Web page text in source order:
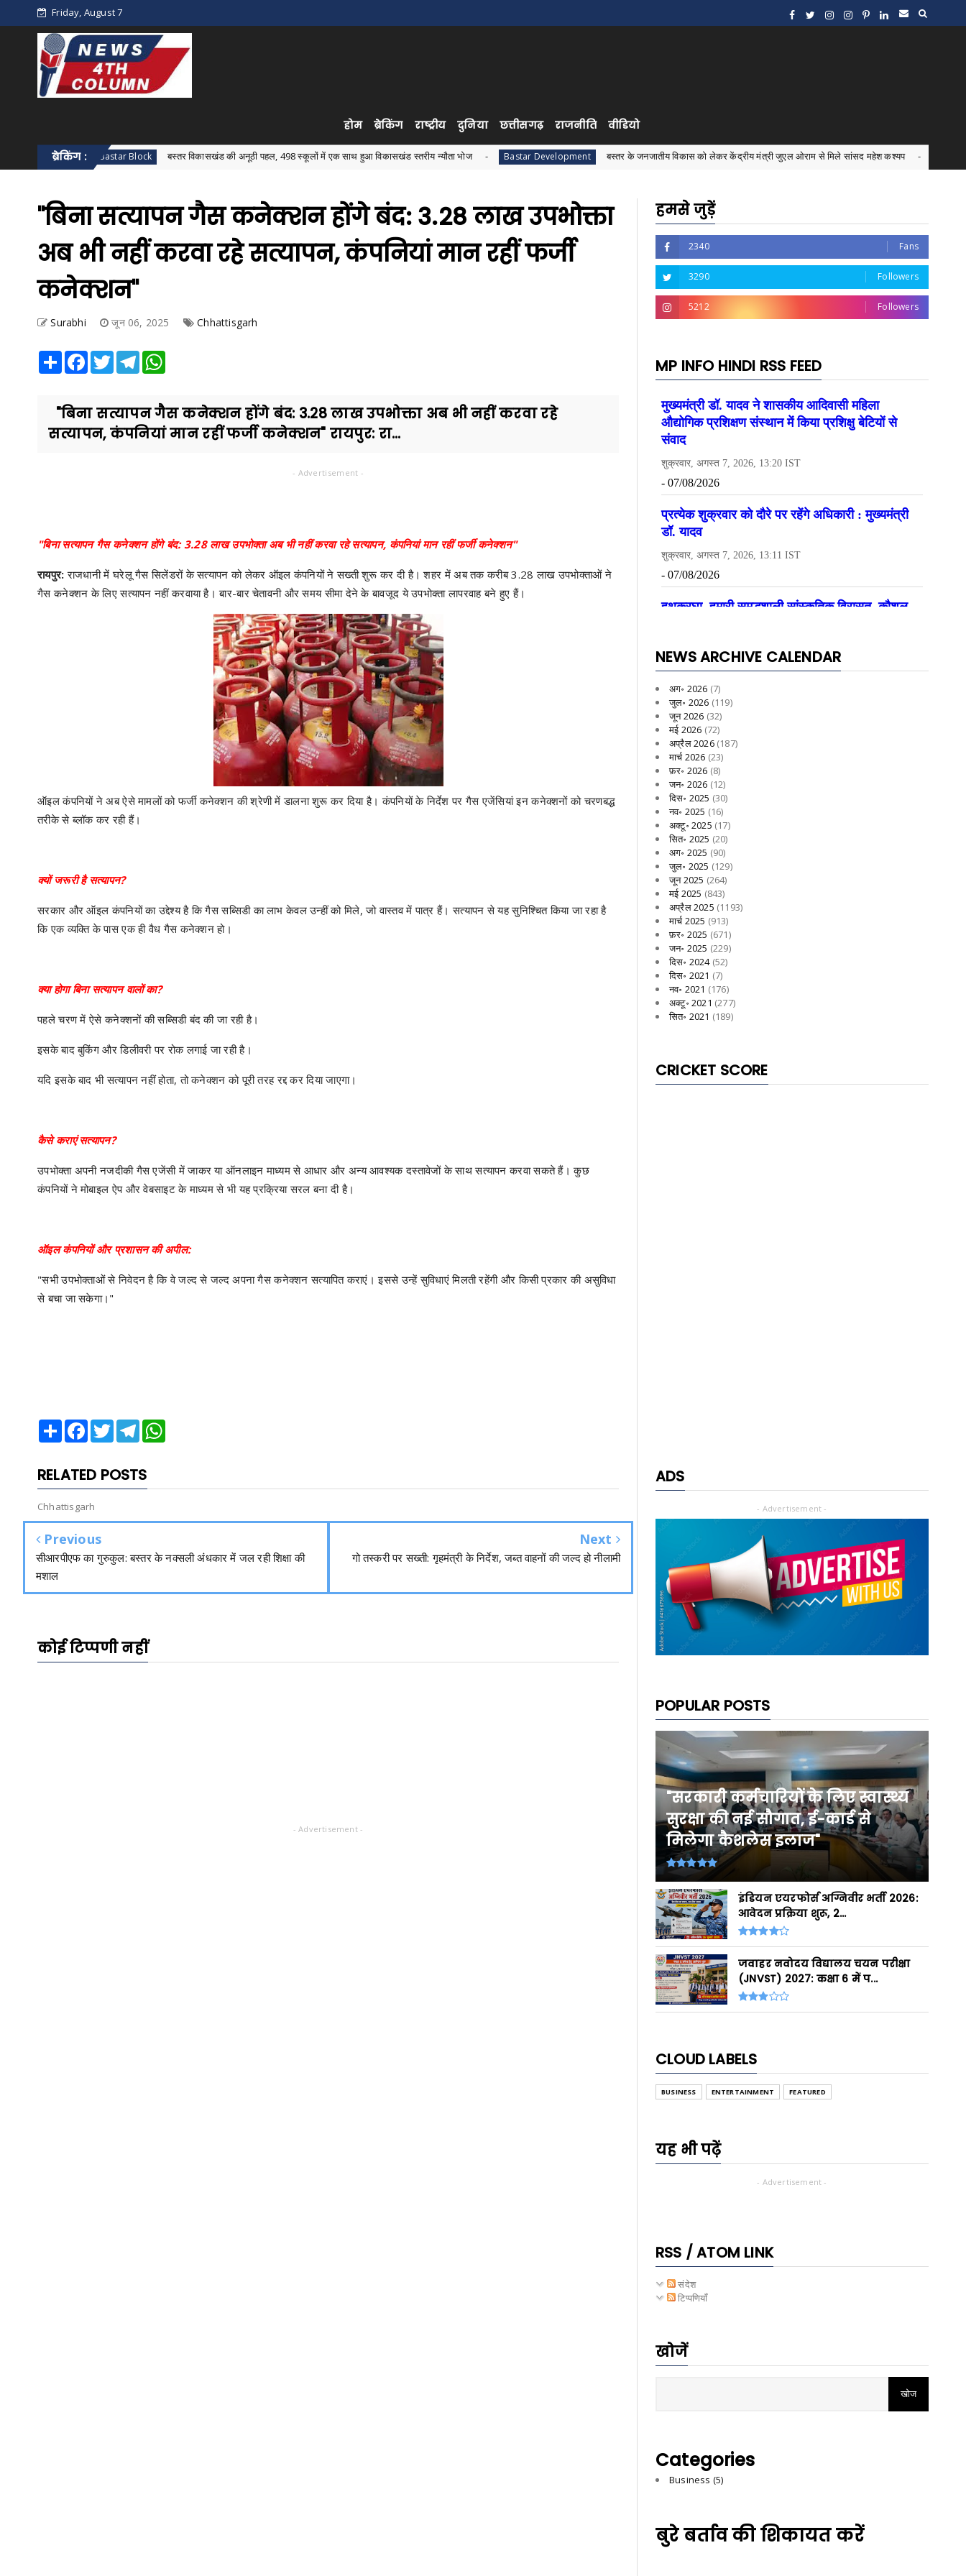
Friday, August 7
होम ब्रेकिंग राष्ट्रीय दुनिया छत्तीसगढ़ राजनीति वीडियो
ब्रेकिंग :
Bastar Block बस्तर विकासखंड की अनूठी पहल, 498 स्कूलों में एक साथ हुआ विकासखंड स्तरीय न्यौता भोज Bastar Development बस्तर के जनजातीय विकास को लेकर केंद्रीय मंत्री जुएल ओराम से मिले सांसद महेश कश्यप Bastar News
"बिना सत्यापन गैस कनेक्शन होंगे बंद: 3.28 लाख उपभोक्ता
अब भी नहीं करवा रहे सत्यापन, कंपनियां मान रहीं फर्जी
कनेक्शन"
Surabhi जून 06, 2025 Chhattisgarh
Share Facebook
TwitterTelegram
"बिना सत्यापन गैस कनेक्शन होंगे बंद: 3.28 लाख उपभोक्ता अब भी नहीं करवा रहे
सत्यापन, कंपनियां मान रहीं फर्जी कनेक्शन" रायपुर: रा...
- Advertisement -
"बिना सत्यापन गैस कनेक्शन होंगे बंद: 3.28 लाख उपभोक्ता अब भी नहीं करवा रहे सत्यापन, कंपनियां मान रहीं फर्जी कनेक्शन"
रायपुर: राजधानी में घरेलू गैस सिलेंडरों के सत्यापन को लेकर ऑइल कंपनियों ने सख्ती शुरू कर दी है। शहर में अब तक करीब 3.28 लाख उपभोक्ताओं ने
गैस कनेक्शन के लिए सत्यापन नहीं करवाया है। बार-बार चेतावनी और समय सीमा देने के बावजूद ये उपभोक्ता लापरवाह बने हुए हैं।
ऑइल कंपनियों ने अब ऐसे मामलों को फर्जी कनेक्शन की श्रेणी में डालना शुरू कर दिया है। कंपनियों के निर्देश पर गैस एजेंसियां इन कनेक्शनों को चरणबद्ध
तरीके से ब्लॉक कर रही हैं।
क्यों जरूरी है सत्यापन?
सरकार और ऑइल कंपनियों का उद्देश्य है कि गैस सब्सिडी का लाभ केवल उन्हीं को मिले, जो वास्तव में पात्र हैं। सत्यापन से यह सुनिश्चित किया जा रहा है
कि एक व्यक्ति के पास एक ही वैध गैस कनेक्शन हो।
क्या होगा बिना सत्यापन वालों का?
पहले चरण में ऐसे कनेक्शनों की सब्सिडी बंद की जा रही है।
इसके बाद बुकिंग और डिलीवरी पर रोक लगाई जा रही है।
यदि इसके बाद भी सत्यापन नहीं होता, तो कनेक्शन को पूरी तरह रद्द कर दिया जाएगा।
कैसे कराएं सत्यापन?
उपभोक्ता अपनी नजदीकी गैस एजेंसी में जाकर या ऑनलाइन माध्यम से आधार और अन्य आवश्यक दस्तावेजों के साथ सत्यापन करवा सकते हैं। कुछ
कंपनियों ने मोबाइल ऐप और वेबसाइट के माध्यम से भी यह प्रक्रिया सरल बना दी है।
ऑइल कंपनियों और प्रशासन की अपील:
"सभी उपभोक्ताओं से निवेदन है कि वे जल्द से जल्द अपना गैस कनेक्शन सत्यापित कराएं। इससे उन्हें सुविधाएं मिलती रहेंगी और किसी प्रकार की असुविधा
से बचा जा सकेगा।"
Share Facebook
TwitterTelegram
RELATED POSTS
Chhattisgarh
Previous
सीआरपीएफ का गुरुकुल: बस्तर के नक्सली अंधकार में जल रही शिक्षा की
मशाल
Next
गो तस्करी पर सख्ती: गृहमंत्री के निर्देश, जब्त वाहनों की जल्द हो नीलामी
कोई टिप्पणी नहीं
- Advertisement -
हमसे जुड़ें
2340 Fans
3290 Followers
5212 Followers
MP INFO HINDI RSS FEED
NEWS ARCHIVE CALENDAR
अग॰ 2026 (7)
जुल॰ 2026 (119)
जून 2026 (32)
मई 2026 (72)
अप्रैल 2026(187)
मार्च 2026 (23)
फ़र॰ 2026 (8)
जन॰ 2026 (12)
दिस॰ 2025 (30)
नव॰ 2025 (16)
अक्टू॰ 2025 (17)
सित॰ 2025 (20)
अग॰ 2025 (90)
जुल॰ 2025 (129)
जून 2025 (264)
मई 2025 (843)
अप्रैल 2025 (1193)
मार्च 2025 (913)
फ़र॰ 2025 (671)
जन॰ 2025 (229)
दिस॰ 2024(52)
दिस॰ 2021 (7)
नव॰ 2021 (176)
अक्टू॰ 2021 (277)
सित॰ 2021 (189)
CRICKET SCORE
ADS
- Advertisement -
POPULAR POSTS
"सरकारी कर्मचारियों के लिए स्वास्थ्य
सुरक्षा की नई सौगात, ई-कार्ड से
मिलेगा कैशलेस इलाज"
इंडियन एयरफोर्स अग्निवीर भर्ती 2026:
आवेदन प्रक्रिया शुरू, 2...
जवाहर नवोदय विद्यालय चयन परीक्षा
(JNVST) 2027: कक्षा 6 में प...
CLOUD LABELS
BUSINESS ENTERTAINMENT FEATURED
यह भी पढ़ें
- Advertisement -
RSS / ATOM LINK
संदेश
टिप्पणियाँ
खोजें
Categories
Business (5)
बुरे बर्ताव की शिकायत करें